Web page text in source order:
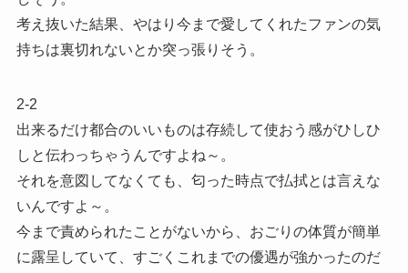
考え抜いた結果、やはり今まで愛してくれたファンの気
持ちは裏切れないとか突っ張りそう。
2-2
出来るだけ都合のいいものは存続して使おう感がひしひ
しと伝わっちゃうんですよね～。
それを意図してなくても、匂った時点で払拭とは言えな
いんですよ～。
今まで責められたことがないから、おごりの体質が簡単
に露呈していて、すごくこれまでの優遇が強かったのだ